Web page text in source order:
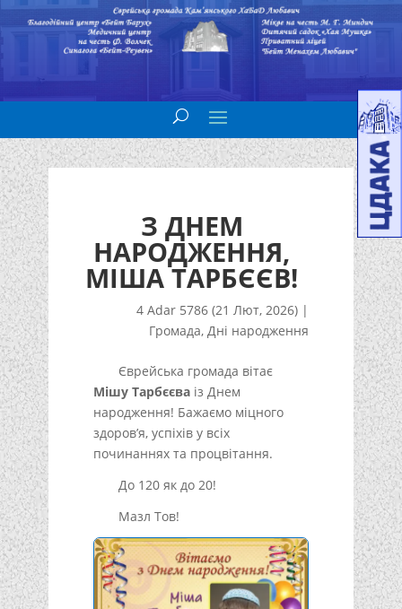
З ДНЕМ
НАРОДЖЕННЯ,
МІША ТАРБЄЄВ!
4 Adar 5786 (21 Лют, 2026) |
Громада,Дні народження
Єврейська громада вітає
Мішу Тарбєєваіз Днем
народження! Бажаємо міцного
здоров’я, успіхів у всіх
починаннях та процвітання.
До 120 як до 20!
Мазл Тов!